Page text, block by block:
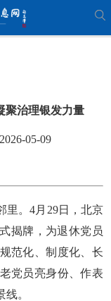
聚治理银发力量
05-09
。4月29日，北京
揭牌，为退休党员
范化、制度化、长
党员亮身份、作表
。